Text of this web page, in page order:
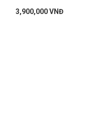
3,900,000 VNĐ